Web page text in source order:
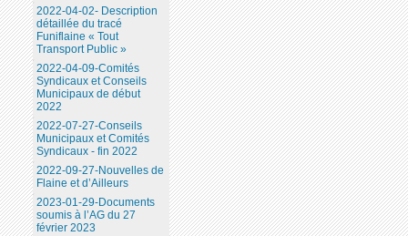
2022-04-02- Description
détaillée du tracé
Funiflaine « Tout
Transport Public »
2022-04-09-Comités
Syndicaux et Conseils
Municipaux de début
2022
2022-07-27-Conseils
Municipaux et Comités
Syndicaux - fin 2022
2022-09-27-Nouvelles de
Flaine et d’Ailleurs
2023-01-29-Documents
soumis à l’AG du 27
février 2023